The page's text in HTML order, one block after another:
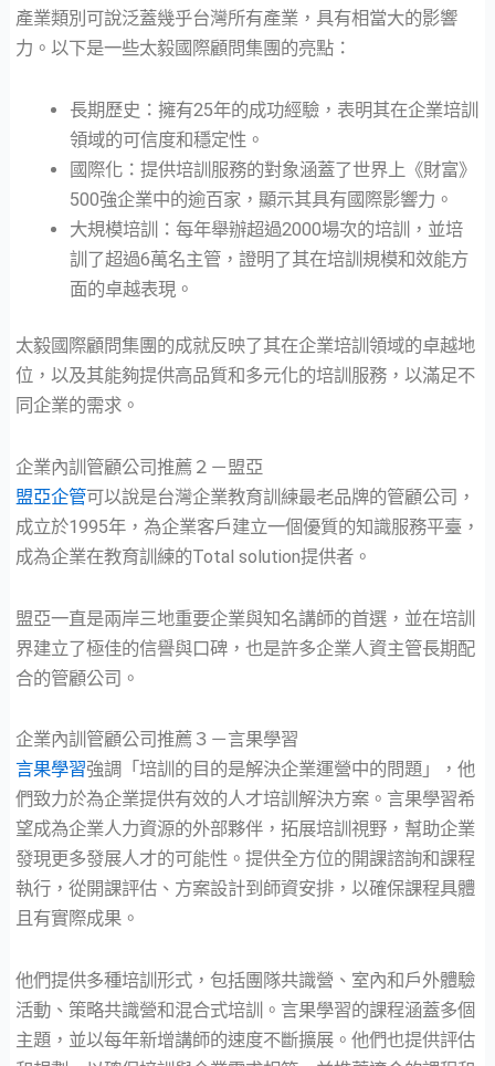
產業類別可說泛蓋幾乎台灣所有產業，具有相當大的影響
力。以下是一些太毅國際顧問集團的亮點：
長期歷史：擁有25年的成功經驗，表明其在企業培訓
領域的可信度和穩定性。
國際化：提供培訓服務的對象涵蓋了世界上《財富》
500強企業中的逾百家，顯示其具有國際影響力。
大規模培訓：每年舉辦超過2000場次的培訓，並培
訓了超過6萬名主管，證明了其在培訓規模和效能方
面的卓越表現。
太毅國際顧問集團的成就反映了其在企業培訓領域的卓越地
位，以及其能夠提供高品質和多元化的培訓服務，以滿足不
同企業的需求。
企業內訓管顧公司推薦２－盟亞
盟亞企管可以說是台灣企業教育訓練最老品牌的管顧公司，
成立於1995年，為企業客戶建立一個優質的知識服務平臺，
成為企業在教育訓練的Total solution提供者。
盟亞一直是兩岸三地重要企業與知名講師的首選，並在培訓
界建立了極佳的信譽與口碑，也是許多企業人資主管長期配
合的管顧公司。
企業內訓管顧公司推薦３－言果學習
言果學習強調「培訓的目的是解決企業運營中的問題」，他
們致力於為企業提供有效的人才培訓解決方案。言果學習希
望成為企業人力資源的外部夥伴，拓展培訓視野，幫助企業
發現更多發展人才的可能性。提供全方位的開課諮詢和課程
執行，從開課評估、方案設計到師資安排，以確保課程具體
且有實際成果。
他們提供多種培訓形式，包括團隊共識營、室內和戶外體驗
活動、策略共識營和混合式培訓。言果學習的課程涵蓋多個
主題，並以每年新增講師的速度不斷擴展。他們也提供評估